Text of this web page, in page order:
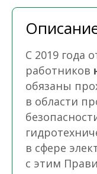
С 2019 года
работников
обязаны
в области
в сфере
с этим